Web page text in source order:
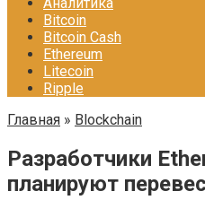
Bitcoin
Bitcoin Cash
Ethereum
Litecoin
Ripple
Главная » Blockchain
Разработчики
планируют